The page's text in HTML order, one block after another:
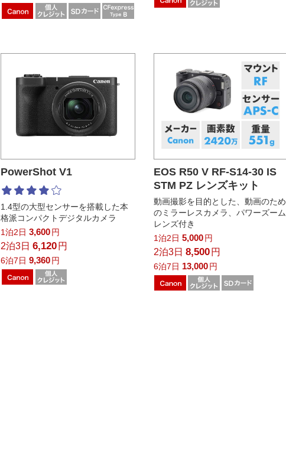
PowerShot V1
1.4型の大型センサーを搭載した本
格派コンパクトデジタルカメラ
1泊2日 3,600円
2泊3日 6,120 円
6泊7日 9,360円
EOS R50 V RF-S14-30 IS
STM PZ レンズキット
動画撮影を目的とした、動画のため
のミラーレスカメラ、パワーズーム
レンズ付き
1泊2日 5,000 円
2泊3日 8,500 円
6泊7日 13,000 円